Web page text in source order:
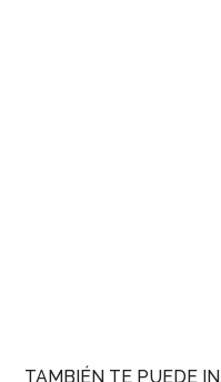
TAMBIÉN TE PUEDE